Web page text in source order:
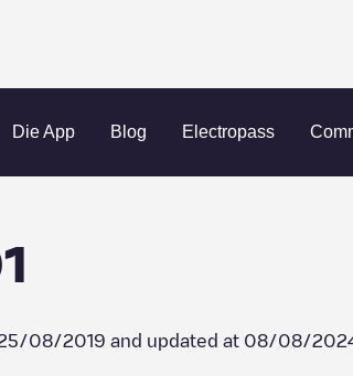
Die App Blog Electropass
Caldas da Rainha CLD-00001
08/2019 and updated at 08/08/